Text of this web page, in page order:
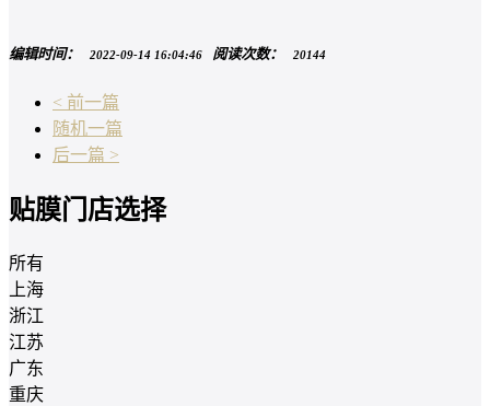
编辑时间： 2022-09-14 16:04:46 阅读次数： 20144
< 前一篇
随机一篇
后一篇 >
贴膜门店选择
所有
上海
浙江
江苏
广东
重庆